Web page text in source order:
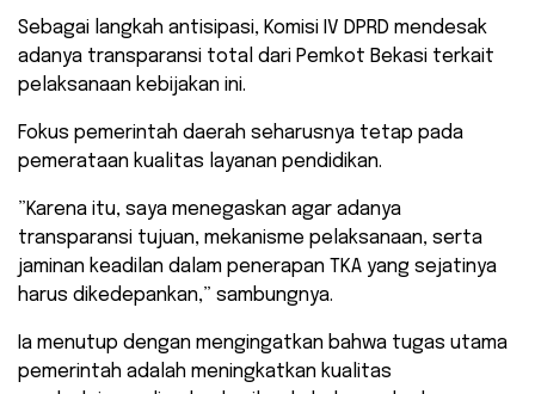
​Sebagai langkah antisipasi, Komisi IV DPRD mendesak
adanya transparansi total dari Pemkot Bekasi terkait
pelaksanaan kebijakan ini.
Fokus pemerintah daerah seharusnya tetap pada
pemerataan kualitas layanan pendidikan.
​”Karena itu, saya menegaskan agar adanya
transparansi tujuan, mekanisme pelaksanaan, serta
jaminan keadilan dalam penerapan TKA yang sejatinya
harus dikedepankan,” sambungnya.
​Ia menutup dengan mengingatkan bahwa tugas utama
pemerintah adalah meningkatkan kualitas